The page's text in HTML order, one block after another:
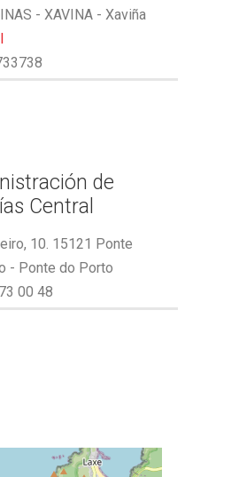
- XAVINA - Xaviña
de
Central
10. 15121 Ponte
- Ponte do Porto
00 48